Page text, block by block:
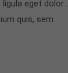
eget
quis, sem.